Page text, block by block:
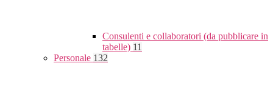
Consulenti e collaboratori (da pubblicare in
tabelle) 11
Personale 132